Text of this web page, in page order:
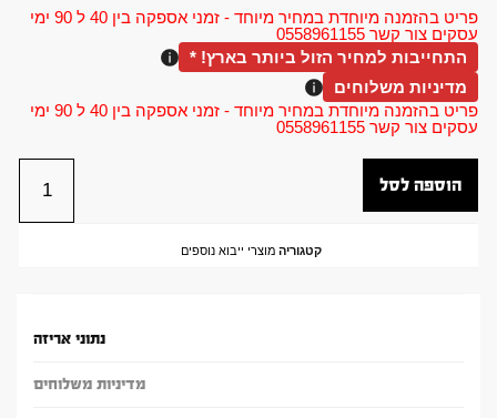
פריט בהזמנה מיוחדת במחיר מיוחד - זמני אספקה בין 40 ל 90 ימי
עסקים צור קשר 0558961155
התחייבות למחיר הזול ביותר בארץ! *
מדיניות משלוחים
פריט בהזמנה מיוחדת במחיר מיוחד - זמני אספקה בין 40 ל 90 ימי
עסקים צור קשר 0558961155
הוספה לסל
קטגוריה מוצרי ייבוא נוספים
נתוני אריזה
מדיניות משלוחים